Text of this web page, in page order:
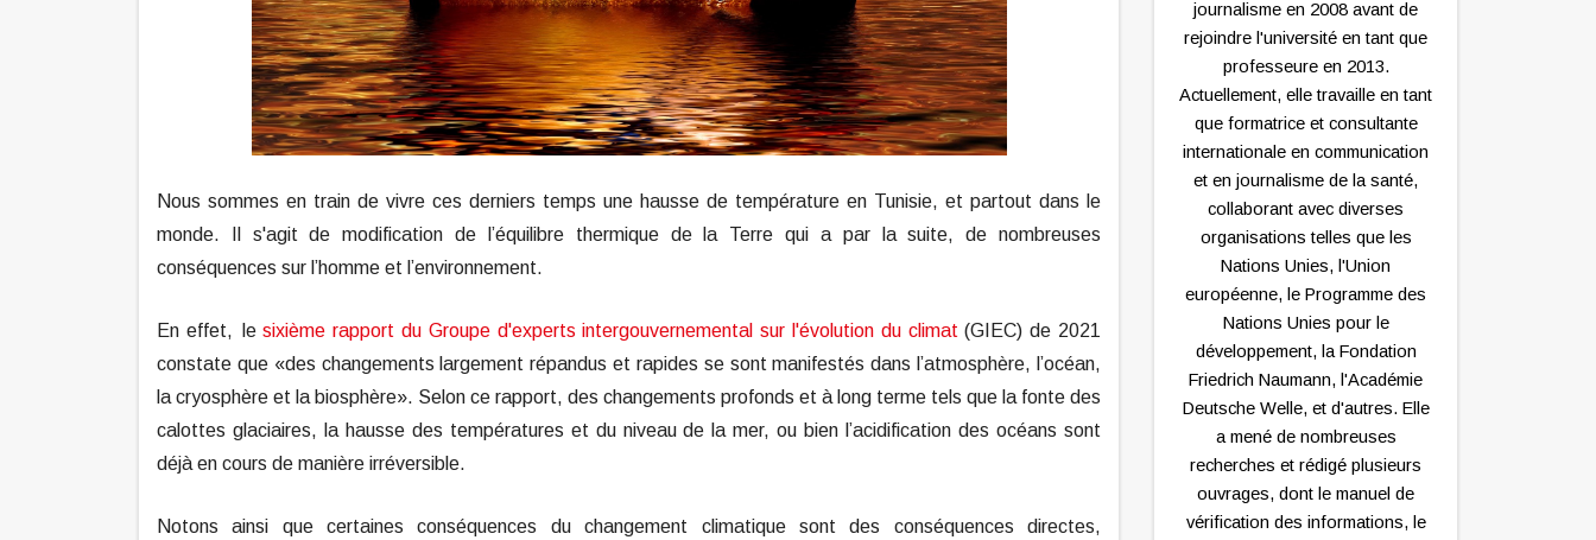
Nous sommes en train de vivre ces derniers temps une hausse de température en Tunisie, et partout dans le
monde. Il s'agit de modification de l’équilibre thermique de la Terre qui a par la suite, de nombreuses
conséquences sur l’homme et l’environnement.
En effet, lesixième rapport du Groupe d'experts intergouvernemental sur l'évolution du climat (GIEC) de 2021
constate que «des changements largement répandus et rapides se sont manifestés dans l’atmosphère, l’océan,
la cryosphère et la biosphère». Selon ce rapport, des changements profonds et à long terme tels que la fonte des
calottes glaciaires, la hausse des températures et du niveau de la mer, ou bien l’acidification des océans sont
déjà en cours de manière irréversible.
Notons ainsi que certaines conséquences du changement climatique sont des conséquences directes,
journalisme en 2008 avant de
rejoindre l'université en tant que
professeure en 2013.
Actuellement, elle travaille en tant
que formatrice et consultante
internationale en communication
et en journalisme de la santé,
collaborant avec diverses
organisations telles que les
Nations Unies, l'Union
européenne, le Programme des
Nations Unies pour le
développement, la Fondation
Friedrich Naumann, l'Académie
Deutsche Welle, et d'autres. Elle
a mené de nombreuses
recherches et rédigé plusieurs
ouvrages, dont le manuel de
vérification des informations, le